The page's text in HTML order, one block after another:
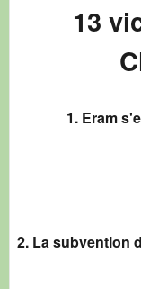
13
1. Eram
2. La subvention